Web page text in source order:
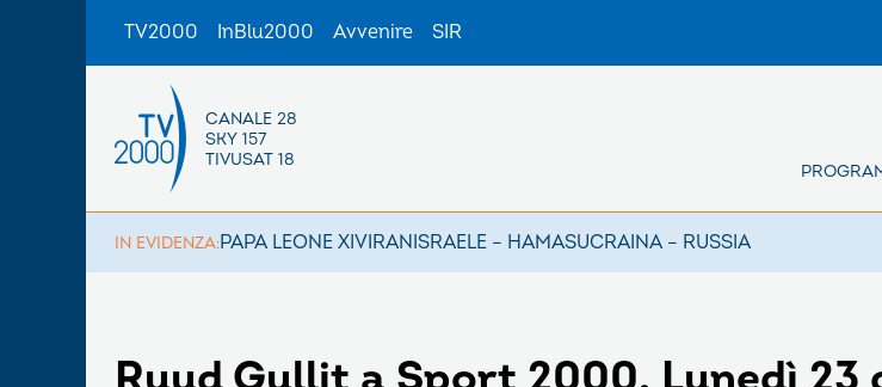
TV2000 InBlu2000 Avvenire SIR
CANALE 28
SKY 157
TIVUSAT 18
IN EVIDENZA:PAPA LEONE XIVIRANISRAELE – HAMASUCRAINA – RUSSIA